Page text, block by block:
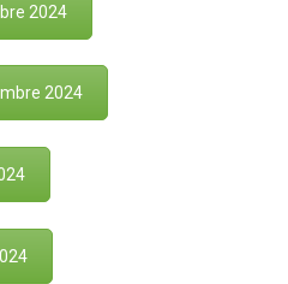
2024
2024